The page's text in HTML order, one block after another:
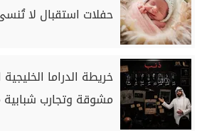
حفلات استقبال لا
خريطة الدراما
مشوقة وتجارب شبابية